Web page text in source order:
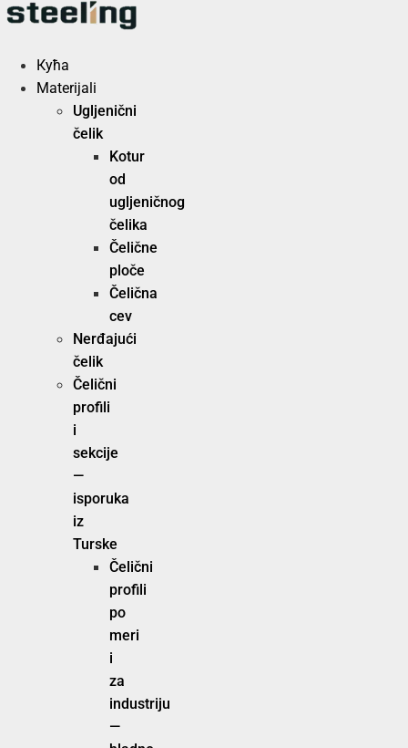
Скочите
Кућа
Materijali
Ugljenični
čelik
Kotur
od
ugljeničnog
čelika
Čelične
ploče
Čelična
cev
Nerđajući
čelik
Čelični
profili
i
sekcije
—
isporuka
iz
Turske
Čelični
profili
po
meri
i
za
industriju
—